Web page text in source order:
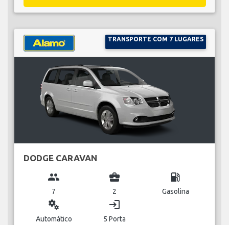
TRANSPORTE COM 7 LUGARES
DODGE CARAVAN
group
7
business_center
2
local_gas_station
Gasolina
miscellaneous_services
Automático
login
5 Porta